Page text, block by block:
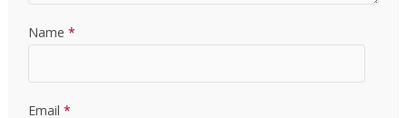
Name *
Email *